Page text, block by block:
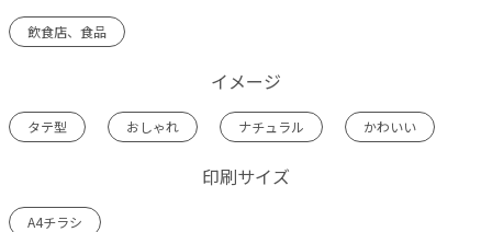
飲食店、食品
イメージ
タテ型 おしゃれ ナチュラル かわいい
印刷サイズ
A4チラシ